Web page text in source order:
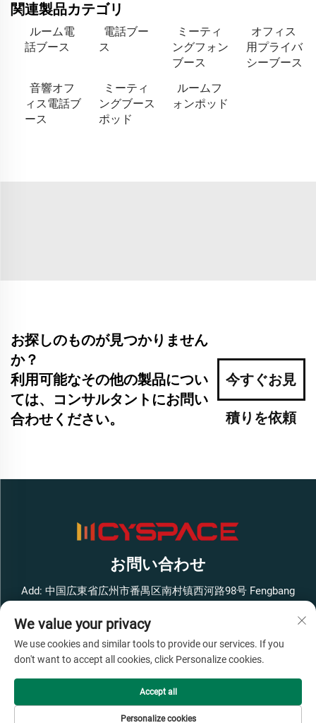
関連製品カテゴリ
ルーム電
話ブース
電話ブー
ス
ミーティ
ングフォン
ブース
オフィス
用プライバ
シーブース
音響オフ
ィス電話ブ
ース
ミーティ
ングブース
ポッド
ルームフ
ォンポッド
お探しのものが見つかりません
か？
利用可能なその他の製品につい
ては、コンサルタントにお問い
合わせください。
今すぐお見
積りを依頼
お問い合わせ
Add: 中国広東省広州市番禺区南村镇西河路98号 Fengbang
電話番号： +86-13316062192
メールアドレス：[email protected]
著作権 © 広州Cyspace知能設備有限公司、すべての権利を保
プライバシーポリシー- わかった
We value your privacy
We use cookies and similar tools to provide our services. If you
don't want to accept all cookies, click Personalize cookies.
Personalize cookies
Accept all